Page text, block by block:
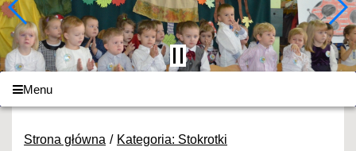
Menu
Strona główna
Kategoria: Stokrotki